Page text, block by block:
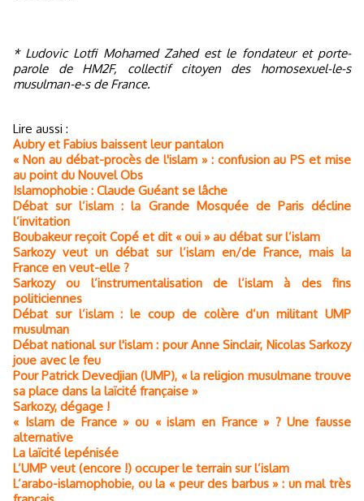
* Ludovic Lotfi Mohamed Zahed est le fondateur et porte-
parole de HM2F, collectif citoyen des homosexuel-le-s
musulman-e-s de France.
Lire aussi :
Aubry et Fabius baissent leur pantalon
« Non au débat-procès de l'islam » : confusion au PS et mise
au point du Nouvel Obs
Islamophobie : Claude Guéant se lâche
Débat sur l’islam : la Grande Mosquée de Paris décline
l’invitation
Boubakeur reçoit Copé et dit « oui » au débat sur l’islam
Sarkozy veut un débat sur l’islam en/de France, mais la
France en veut-elle ?
Sarkozy ou l’instrumentalisation de l’islam à des fins
politiciennes
Débat sur l’islam : le coup de colère d’un militant UMP
musulman
Débat national sur l'islam : pour Anne Sinclair, Nicolas Sarkozy
joue avec le feu
Pour Patrick Devedjian (UMP), « la religion musulmane trouve
sa place dans la laïcité française »
Sarkozy, dégage !
« Islam de France » ou « islam en France » ? Une fausse
alternative
La laïcité lepénisée
L’UMP veut (encore !) occuper le terrain sur l’islam
L’arabo-islamophobie, ou la « peur des barbus » : un mal très